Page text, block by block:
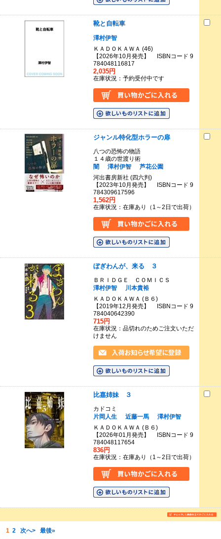
靴と自転車
澤村伊智
ＫＡＤＯＫＡＷＡ (46)
【2026年10月発売】 ISBNコード 9
784048116817
2,035円
在庫状況：予約受付中です
ジャンル特化型ホラーの扉
八つの恐怖の物語
１４歳の世渡り術
闇
澤村伊智
芦花公園
河出書房新社 (四六判)
【2023年10月発売】 ISBNコード 9
784309617596
1,562円
在庫状況：在庫あり（1～2日で出荷）
ぼぎわんが、来る ３
ＢＲＩＤＧＥ ＣＯＭＩＣＳ
澤村伊智
川本貴裕
ＫＡＤＯＫＡＷＡ (Ｂ６)
【2019年12月発売】 ISBNコード 9
784040642390
715円
在庫状況：品切れのためご注文いただ
けません
比嘉姉妹 ３
カドコミ
片岡人生
近藤一馬
澤村伊智
ＫＡＤＯＫＡＷＡ (Ｂ６)
【2026年01月発売】 ISBNコード 9
784048117654
836円
在庫状況：在庫あり（1～2日で出荷）
1 2 次へ> 最後»